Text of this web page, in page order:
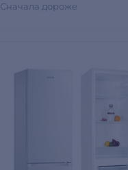
Сначала дороже